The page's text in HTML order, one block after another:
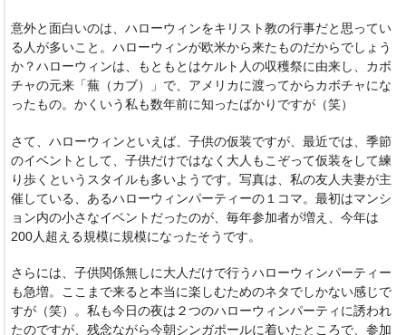
意外と面白いのは、ハローウィンをキリスト教の行事だと思ってい
る人が多いこと。ハローウィンが欧米から来たものだからでしょう
か？ハローウィンは、もともとはケルト人の収穫祭に由来し、カボ
チャの元来「蕪（カブ）」で、アメリカに渡ってからカボチャにな
ったもの。かくいう私も数年前に知ったばかりですが（笑）
さて、ハローウィンといえば、子供の仮装ですが、最近では、季節
のイベントとして、子供だけではなく大人もこぞって仮装をして練
り歩くというスタイルも多いようです。写真は、私の友人夫妻が主
催している、あるハローウィンパーティーの１コマ。最初はマンシ
ョン内の小さなイベントだったのが、毎年参加者が増え、今年は
200人超える規模に規模になったそうです。
さらには、子供関係無しに大人だけで行うハローウィンパーティー
も急増。ここまで来ると本当に楽しむためのネタでしかない感じで
すが（笑）。私も今日の夜は２つのハローウィンパーティに誘われ
たのですが、残念ながら今朝シンガポールに着いたところで、参加